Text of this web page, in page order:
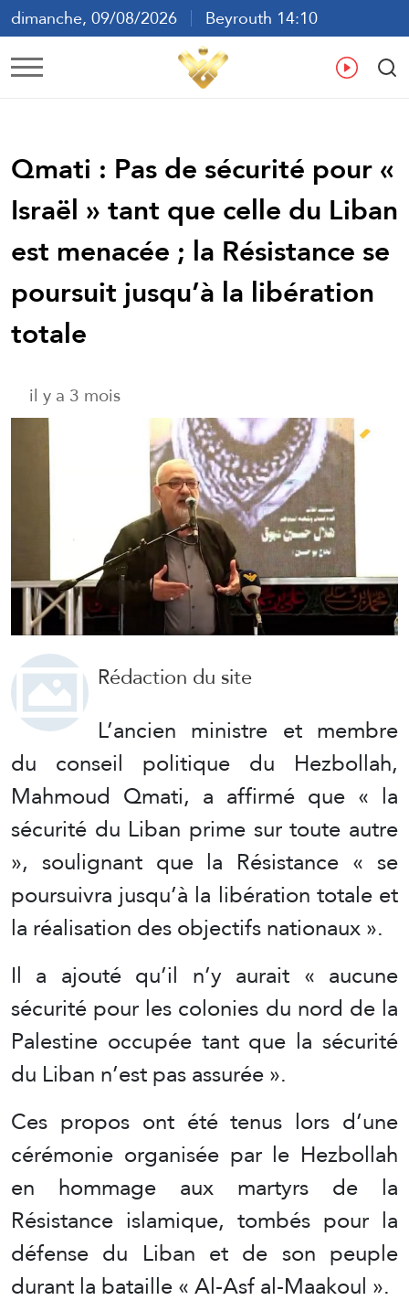
dimanche, 09/08/2026
Beyrouth 14:10
ع
Qmati : Pas de sécurité pour «
Israël » tant que celle du Liban
est menacée ; la Résistance se
poursuit jusqu’à la libération
totale
il y a 3 mois
Rédaction du site
L’ancien ministre et membre
du conseil politique du Hezbollah,
Mahmoud Qmati, a affirmé que « la
sécurité du Liban prime sur toute autre
», soulignant que la Résistance « se
poursuivra jusqu’à la libération totale et
la réalisation des objectifs nationaux ».
Il a ajouté qu’il n’y aurait « aucune
sécurité pour les colonies du nord de la
Palestine occupée tant que la sécurité
du Liban n’est pas assurée ».
Ces propos ont été tenus lors d’une
cérémonie organisée par le Hezbollah
en hommage aux martyrs de la
Résistance islamique, tombés pour la
défense du Liban et de son peuple
durant la bataille « Al-Asf al-Maakoul ».